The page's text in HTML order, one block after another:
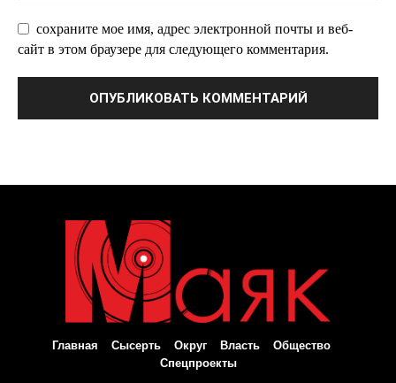
сохраните мое имя, адрес электронной почты и веб-
сайт в этом браузере для следующего комментария.
Главная Сысерть Округ Власть
Общество
Спецпроекты